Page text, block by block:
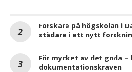
Forskare på högskolan i
städare i ett nytt
För mycket av det goda –
dokumentationskraven